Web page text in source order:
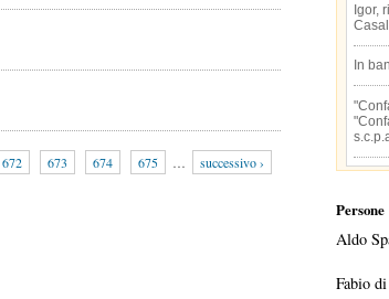
672 673 674 675 …
successivo ›
Igor,
In
Persone
Aldo
Fabio